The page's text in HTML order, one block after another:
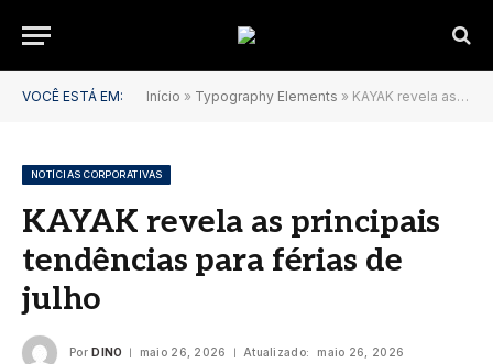
VOCÊ ESTÁ EM: Início » Typography Elements » KAYAK revela as principais tendências para férias de julho
NOTÍCIAS CORPORATIVAS
KAYAK revela as principais
tendências para férias de
julho
Por DINO maio 26, 2026 Atualizado: maio 26, 2026